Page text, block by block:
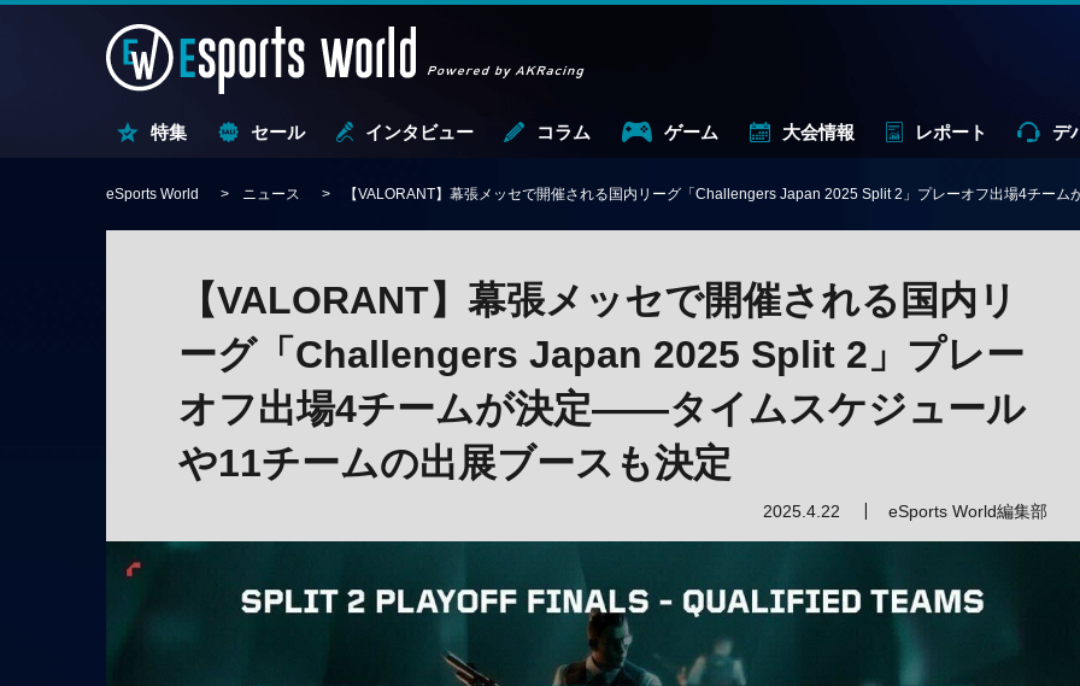
特集 セール インタビュー コラム ゲーム 大会情報 レポート デ
eSports World ニュース 【VALORANT】幕張メッセで開催される国内リーグ「Challengers Japan 2025 Split 2」プレーオフ出場4チー
【VALORANT】幕張メッセで開催される国内リ
ーグ「Challengers Japan 2025 Split 2」プレー
オフ出場4チームが決定——タイムスケジュール
や11チームの出展ブースも決定
2025.4.22 eSports World編集部